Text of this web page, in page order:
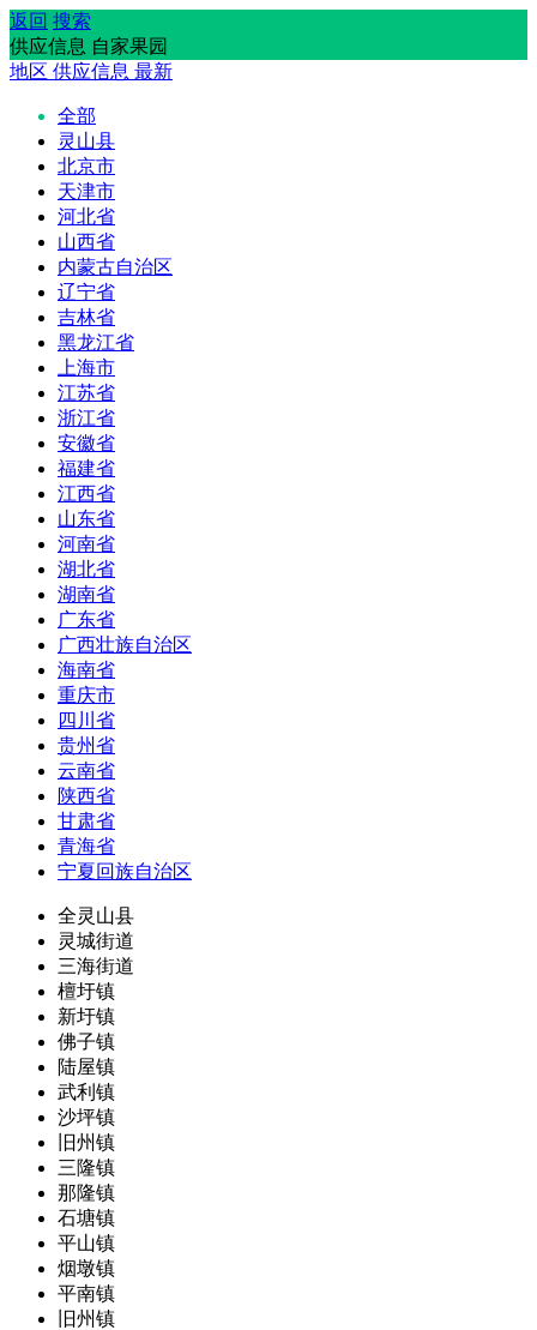
返回 搜索
供应信息 自家果园
地区 供应信息 最新
全部
灵山县
北京市
天津市
河北省
山西省
内蒙古自治区
辽宁省
吉林省
黑龙江省
上海市
江苏省
浙江省
安徽省
福建省
江西省
山东省
河南省
湖北省
湖南省
广东省
广西壮族自治区
海南省
重庆市
四川省
贵州省
云南省
陕西省
甘肃省
青海省
宁夏回族自治区
全灵山县
灵城街道
三海街道
檀圩镇
新圩镇
佛子镇
陆屋镇
武利镇
沙坪镇
旧州镇
三隆镇
那隆镇
石塘镇
平山镇
烟墩镇
平南镇
旧州镇